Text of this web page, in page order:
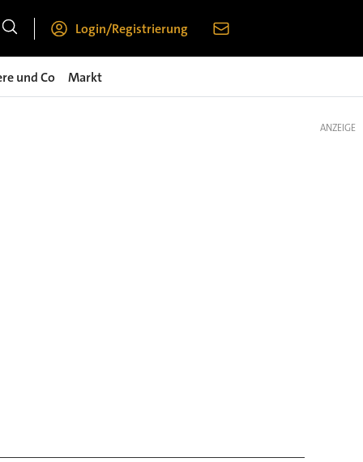
Login/Registrierung
und Co Markt
ANZEIGE